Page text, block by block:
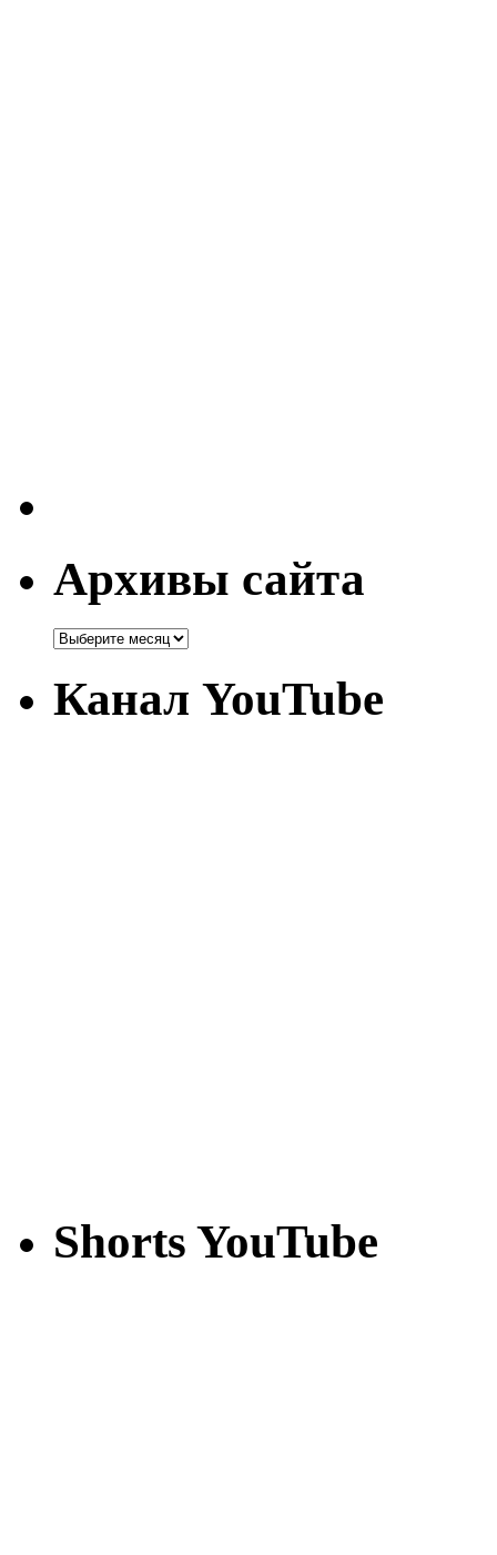
Архивы сайта
Канал YouTube
Shorts YouTube